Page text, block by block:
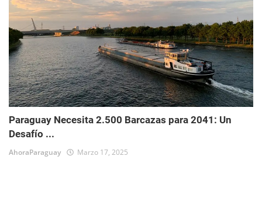
Paraguay Necesita 2.500 Barcazas para 2041: Un
Desafío ...
AhoraParaguay Marzo 17, 2025